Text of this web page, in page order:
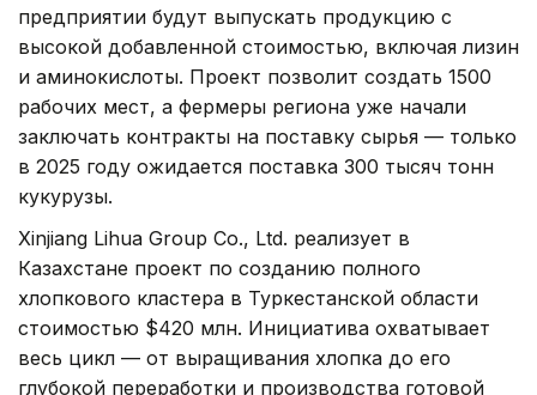
предприятии будут выпускать продукцию с
высокой добавленной стоимостью, включая лизин
и аминокислоты. Проект позволит создать 1500
рабочих мест, а фермеры региона уже начали
заключать контракты на поставку сырья — только
в 2025 году ожидается поставка 300 тысяч тонн
кукурузы.
Xinjiang Lihua Group Co., Ltd. реализует в
Казахстане проект по созданию полного
хлопкового кластера в Туркестанской области
стоимостью $420 млн. Инициатива охватывает
весь цикл — от выращивания хлопка до его
глубокой переработки и производства готовой